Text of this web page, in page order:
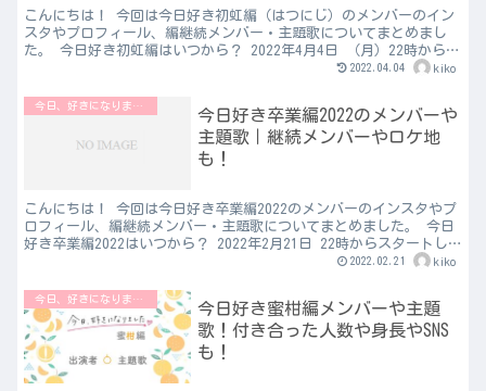
こんにちは！ 今回は今日好き初虹編（はつにじ）のメンバーのイン
スタやプロフィール、編継続メンバー・主題歌についてまとめまし
た。 今日好き初虹編はいつから？ 2022年4月4日 （月）22時からス
タートします。 今日好き初虹編の場所は？ わか...2022.04.04 kiko
今日、好きになりました♡
今日好き卒業編2022のメンバーや
主題歌｜継続メンバーやロケ地
も！
こんにちは！ 今回は今日好き卒業編2022のメンバーのインスタやプ
ロフィール、編継続メンバー・主題歌についてまとめました。 今日
好き卒業編2022はいつから？ 2022年2月21日 22時からスタートし
2022.02.21 kiko
今日、好きになりました♡
今日好き蜜柑編メンバーや主題
歌！付き合った人数や身長やSNS
も！